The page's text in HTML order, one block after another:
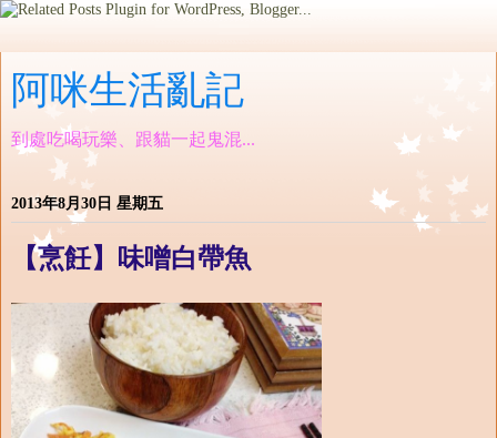
阿咪生活亂記
到處吃喝玩樂、跟貓一起鬼混...
2013年8月30日 星期五
【烹飪】味噌白帶魚